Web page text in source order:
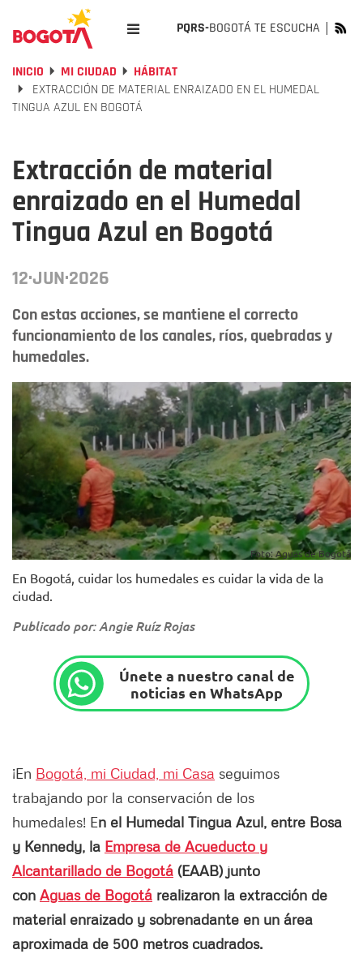
PQRS-BOGOTÁ TE ESCUCHA
INICIO MI CIUDAD
HÁBITAT
EXTRACCIÓN DE MATERIAL ENRAIZADO EN EL HUMEDAL
TINGUA AZUL EN BOGOTÁ
Extracción de material
enraizado en el Humedal
Tingua Azul en Bogotá
12·JUN·2026
Con estas acciones, se mantiene el correcto
funcionamiento de los canales, ríos, quebradas y
humedales.
Foto: Aguas de Bogotá
En Bogotá, cuidar los humedales es cuidar la vida de la
ciudad.
Publicado por: Angie Ruíz Rojas
Únete a nuestro canal de
noticias en WhatsApp
¡En Bogotá, mi Ciudad, mi Casa seguimos
trabajando por la conservación de los
humedales! En el Humedal Tingua Azul, entre Bosa
y Kennedy, la Empresa de Acueducto y
Alcantarillado de Bogotá (EAAB) junto
con Aguas de Bogotá realizaron la extracción de
material enraizado y sobrenadante en un área
aproximada de 500 metros cuadrados.